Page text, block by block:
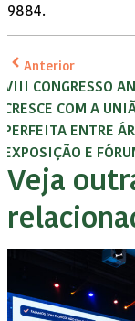
9884.
Anterior
VIII CONGRESSO
CRESCE COM A
PERFEITA ENTRE
EXPOSIÇÃO E
Veja